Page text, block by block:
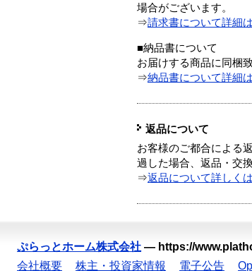
場合がございます。
⇒請求書について詳細
■納品書について
お届けする商品に同梱
⇒納品書について詳細
返品について
お客様のご都合による
過した場合、返品・交
⇒返品について詳しく
ぷらっとホーム株式会社 — https://
会社概要
株主・投資家情報 電子公告